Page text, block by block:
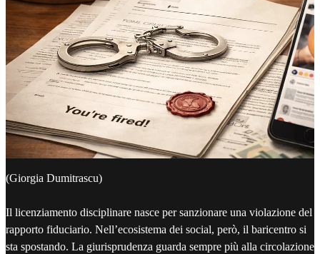
(Giorgia Dumitrascu)
Il licenziamento disciplinare nasce per sanzionare una violazione del
rapporto fiduciario. Nell’ecosistema dei social, però, il baricentro si
sta spostando. La giurisprudenza guarda sempre più alla circolazione